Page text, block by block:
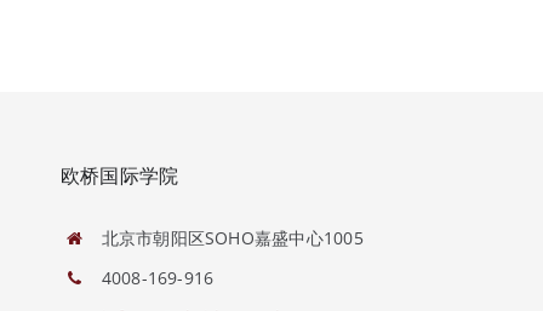
欧桥国际学院
北京市朝阳区SOHO嘉盛中心1005
4008-169-916